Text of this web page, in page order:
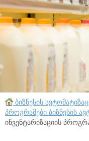
ბიზნესის
პროგრამები ბიზნესის
ინვენტარიზაციის